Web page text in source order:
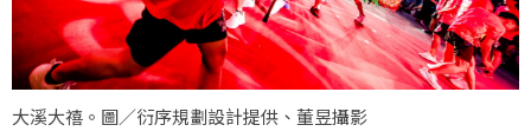
大溪大禧。圖／衍序規劃設計提供、董昱攝影